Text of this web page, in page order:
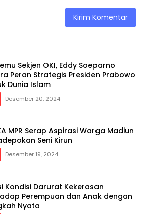
Sekjen OKI, Eddy Soeparno
Peran Strategis Presiden Prabowo
Dunia Islam
Desember 20, 2024
MPR Serap Aspirasi Warga Madiun
Seni Kirun
Desember 19, 2024
Kondisi Darurat Kekerasan
Perempuan dan Anak dengan
Nyata